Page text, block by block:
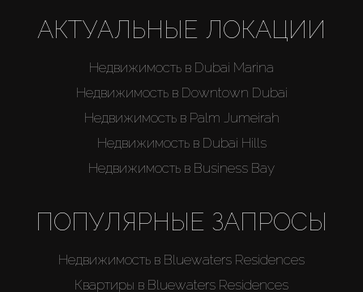
АКТУАЛЬНЫЕ ЛОКАЦИИ
Недвижимость в Dubai Marina
Недвижимость в Downtown Dubai
Недвижимость в Palm Jumeirah
Недвижимость в Dubai Hills
Недвижимость в Business Bay
ПОПУЛЯРНЫЕ ЗАПРОСЫ
Недвижимость в Bluewaters Residences
Квартиры в Bluewaters Residences